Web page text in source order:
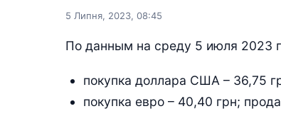
5 Липня, 2023, 08:45
По данным на среду 5 июля 2023
покупка доллара США – 36,75
покупка евро – 40,40 грн;